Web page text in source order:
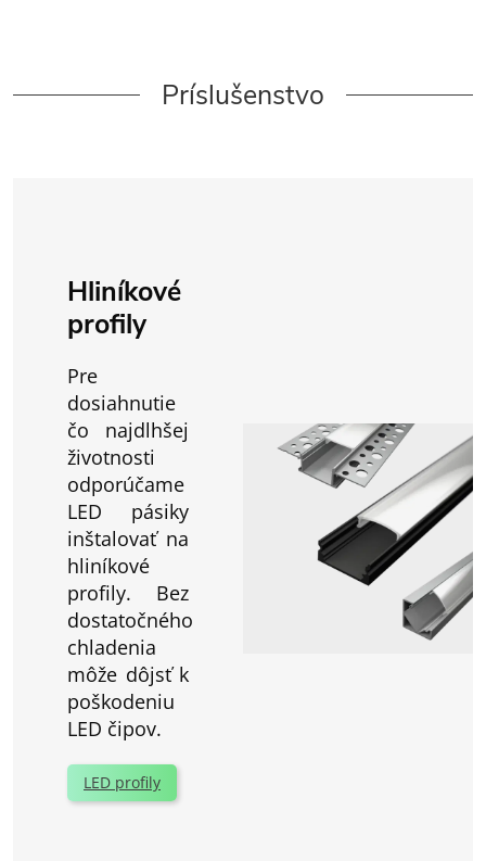
Príslušenstvo
Hliníkové
profily
Pre
dosiahnutie
čo najdlhšej
životnosti
odporúčame
LED pásiky
inštalovať na
hliníkové
profily. Bez
dostatočného
chladenia
môže dôjsť k
poškodeniu
LED čipov.
LED profily